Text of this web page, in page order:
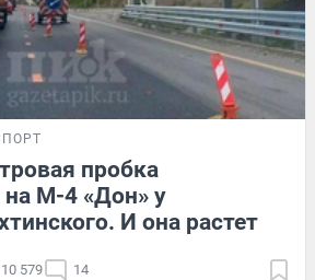
пробка
на М-4 «Дон» у
И она растет
10 579 14